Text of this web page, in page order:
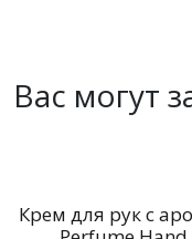
Вас могут
Крем для рук с